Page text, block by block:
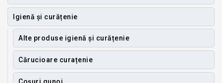
Igienă și curățenie
Alte produse igienă și curățenie
Cărucioare curațenie